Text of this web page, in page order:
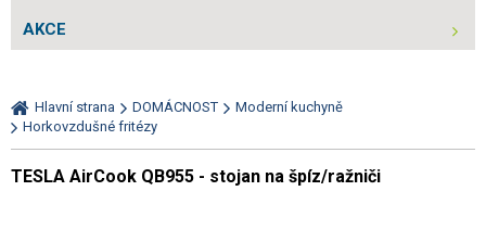
AKCE
Hlavní strana DOMÁCNOST
Moderní kuchyně
Horkovzdušné fritézy
TESLA AirCook QB955 - stojan na špíz/ražniči